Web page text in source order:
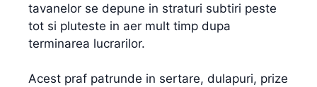
tavanelor se depune in straturi subtiri peste
tot si pluteste in aer mult timp dupa
terminarea lucrarilor.
Acest praf patrunde in sertare, dulapuri, prize